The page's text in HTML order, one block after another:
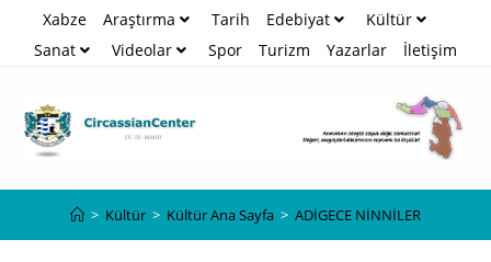
Xabze Araştırma Tarih Edebiyat
Kültür
Sanat
Videolar Spor Turizm Yazarlar İletişim
> Kültür > Kültür Ana Sayfa > ADİGECE NİNNİLER